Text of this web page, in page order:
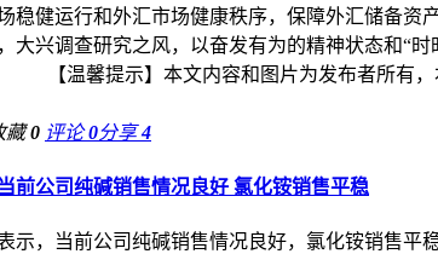
稳健运行和外汇市场健康秩序，保障外汇储备
大兴调查研究之风，以奋发有为的精神状态和“
【温馨提示】本文内容和图片为发布者所有
藏0 评论0分享4
前公司纯碱销售情况良好 氯化铵销售平稳
示，当前公司纯碱销售情况良好，氯化铵销售平